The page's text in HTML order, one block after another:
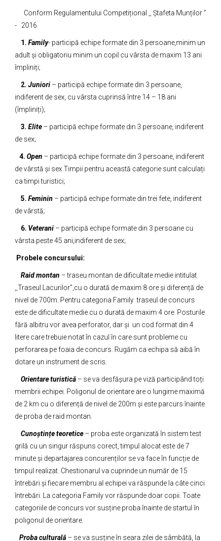
Conform Regulamentului Competițional ,, Ștafeta Munților ”
- 2016
1. Family- participă echipe formate din 3 persoane,minim un
adult și obligatoriu minim un copil cu vârsta de maxim 13 ani
împliniți;
2. Juniori – participă echipe formate din 3 persoane,
indiferent de sex, cu vârsta cuprinsă între 14 – 18 ani
(împliniți);
3. Elite – participă echipe formate din 3 persoane, indiferent
de sex;
4. Open – participă echipe formate din 3 persoane, indiferent
de vârstă și sex.Timpii pentru această categorie sunt calculați
ca timpi turistici;
5. Feminin – participă echipe formate din trei fete, indiferent
de vârstă;
6. Veterani – participă echipe formate din 3 persoane cu
vârsta peste 45 ani,indiferent de sex;
Probele concursului:
Raid montan – traseu montan de dificultate medie intitulat
,,Traseul Lacurilor”,cu o durată de maxim 8 ore și diferență de
nivel de 700m. Pentru categoria Family traseul de concurs
este de dificultate medie cu o durată de maxim 4 ore. Posturile
fără albitru vor avea perforator, dar și un cod format din 4
litere care trebuie notat în cazul în care sunt probleme cu
perforarea pe foaia de concurs. Rugăm ca echipa să aibă în
dotare un instrument de scris.
Orientare turistică – se va desfășura pe viză participând toți
membrii echipei. Poligonul de orientare are o lungime maximă
de 2 km cu o diferență de nivel de 200m și este parcurs înainte
de proba de raid montan.
Cunoștințe teoretice – proba este organizată în sistem test
grilă cu un singur răspuns corect, timpul alocat este de 7
minute și departajarea concurenților se va face în funcție de
timpul realizat. Chestionarul va cuprinde un număr de 15
întrebări și fiecare membru al echipei va răspunde la câte cinci
întrebări. La categoria Family vor răspunde doar copii. Toate
categoriile de concurs vor susține proba înainte de startul în
poligonul de orientare.
Proba culturală – se va susține în seara zilei de sâmbătă, la